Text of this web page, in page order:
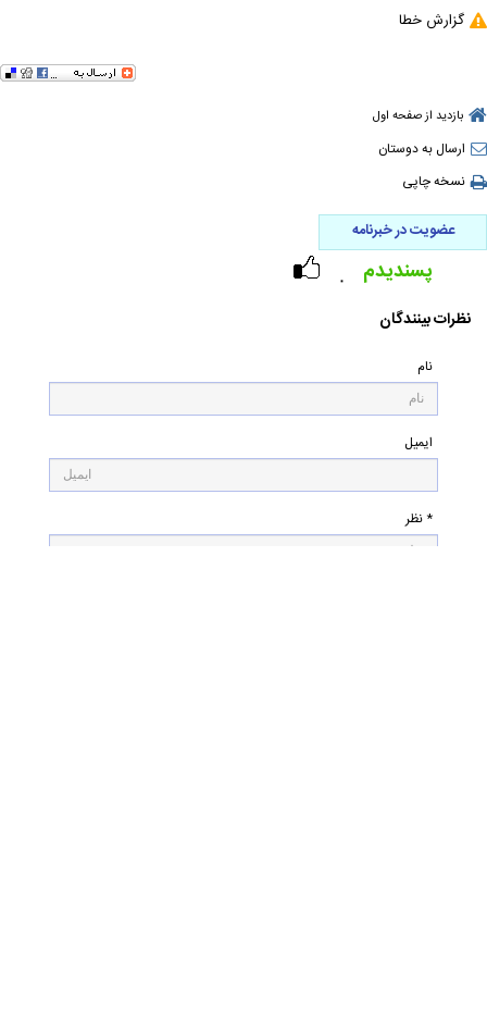
گزارش خطا
بازدید از صفحه اول
ارسال به دوستان
نسخه چاپی
عضویت در خبرنامه
۰ پسندیدم
نظرات بینندگان
نام
ایمیل
* نظر